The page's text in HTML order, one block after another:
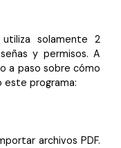
utiliza solamente 2
y permisos. A
a paso sobre cómo
este programa:
archivos PDF.